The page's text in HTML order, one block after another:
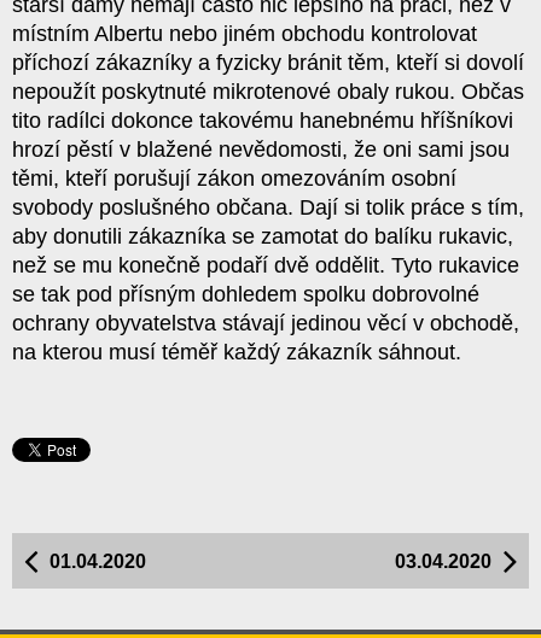
starší dámy nemají často nic lepšího na práci, než v
místním Albertu nebo jiném obchodu kontrolovat
příchozí zákazníky a fyzicky bránit těm, kteří si dovolí
nepoužít poskytnuté mikrotenové obaly rukou. Občas
tito radílci dokonce takovému hanebnému hříšníkovi
hrozí pěstí v blažené nevědomosti, že oni sami jsou
těmi, kteří porušují zákon omezováním osobní
svobody poslušného občana. Dají si tolik práce s tím,
aby donutili zákazníka se zamotat do balíku rukavic,
než se mu konečně podaří dvě oddělit. Tyto rukavice
se tak pod přísným dohledem spolku dobrovolné
ochrany obyvatelstva stávají jedinou věcí v obchodě,
na kterou musí téměř každý zákazník sáhnout.
03.04.2020
01.04.2020